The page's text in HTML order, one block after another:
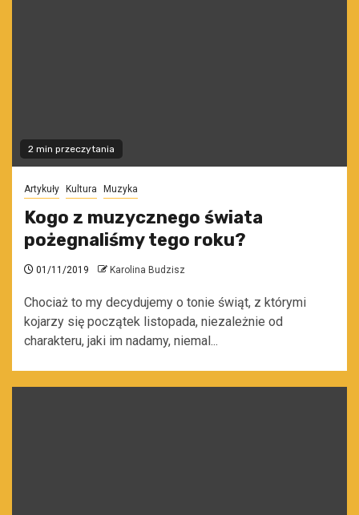
2 min przeczytania
Artykuły Kultura Muzyka
Kogo z muzycznego świata
pożegnaliśmy tego roku?
01/11/2019 Karolina Budzisz
Chociaż to my decydujemy o tonie świąt, z którymi
kojarzy się początek listopada, niezależnie od
charakteru, jaki im nadamy, niemal...